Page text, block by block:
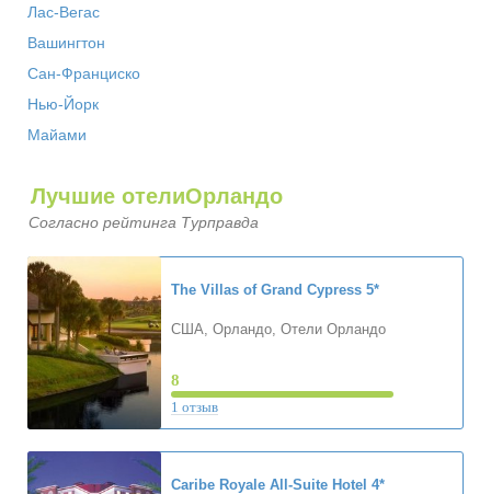
Лас-Вегас
Вашингтон
Сан-Франциско
Нью-Йорк
Майами
Лучшие отелиОрландо
Согласно рейтинга Турправда
The Villas of Grand Cypress 5*
США, Орландо, Отели Орландо
8
1 отзыв
Caribe Royale All-Suite Hotel 4*